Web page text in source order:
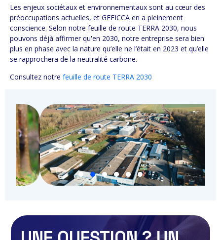
Les enjeux sociétaux et environnementaux sont au cœur des
préoccupations actuelles, et GEFICCA en a pleinement
conscience. Selon notre feuille de route TERRA 2030, nous
pouvons déjà affirmer qu'en 2030, notre entreprise sera bien
plus en phase avec la nature qu’elle ne l’était en 2023 et qu’elle
se rapprochera de la neutralité carbone.
Consultez notre feuille de route TERRA 2030